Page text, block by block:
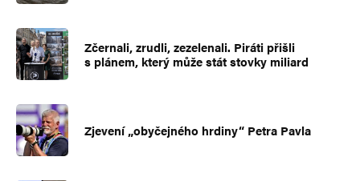
Zčernali, zrudli, zezelenali. Piráti přišli
s plánem, který může stát stovky miliard
Zjevení „obyčejného hrdiny“ Petra Pavla